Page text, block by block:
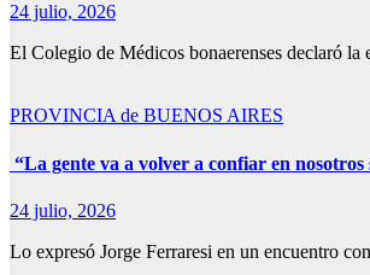
24 julio, 2026
El Colegio de Médicos bonaerenses declaró
PROVINCIA de BUENOS AIRES
“La gente va a volver a confiar en
24 julio, 2026
Lo expresó Jorge Ferraresi en un encuentro